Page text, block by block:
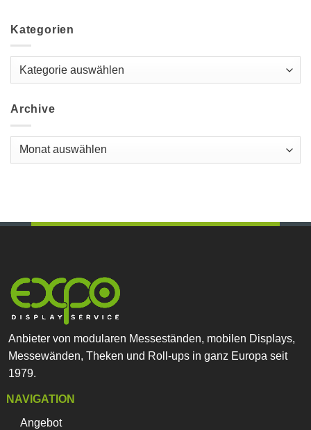
Kategorien
Kategorien
Archive
Archive
Anbieter von modularen Messeständen, mobilen Displays,
Messewänden, Theken und Roll-ups in ganz Europa seit
1979.
NAVIGATION
Angebot